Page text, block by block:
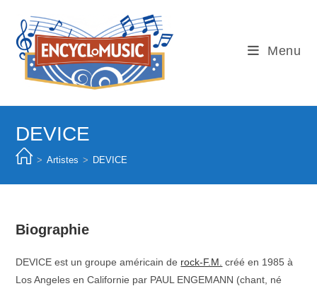
content
Menu
DEVICE
> Artistes > DEVICE
Biographie
DEVICE est un groupe américain de rock-F.M. créé en 1985 à
Los Angeles en Californie par PAUL ENGEMANN (chant, né